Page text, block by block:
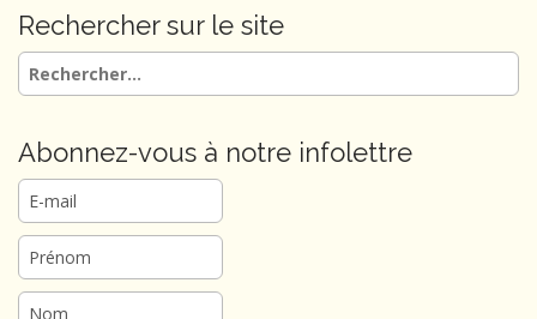
n
a
v
g
a
i
o
n
Rechercher sur le site
Rechercher :
Abonnez-vous à notre infolettre